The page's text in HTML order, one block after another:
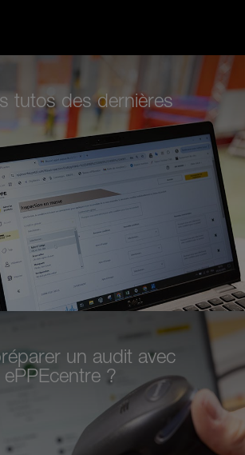
tutos des dernières
un audit avec
ePPEcentre ?